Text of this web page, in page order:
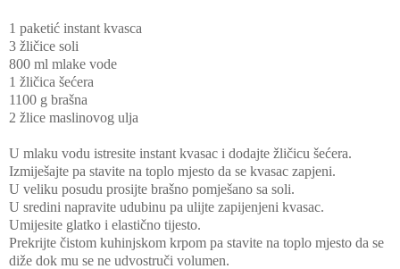
1 paketić instant kvasca
3 žličice soli
800 ml mlake vode
1 žličica šećera
1100 g brašna
2 žlice maslinovog ulja
U mlaku vodu istresite instant kvasac i dodajte žličicu šećera.
Izmiješajte pa stavite na toplo mjesto da se kvasac zapjeni.
U veliku posudu prosijte brašno pomješano sa soli.
U sredini napravite udubinu pa ulijte zapijenjeni kvasac.
Umijesite glatko i elastično tijesto.
Prekrijte čistom kuhinjskom krpom pa stavite na toplo mjesto da se
diže dok mu se ne udvostruči volumen.